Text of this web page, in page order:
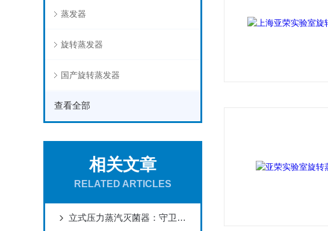
蒸发器
旋转蒸发器
国产旋转蒸发器
查看全部
相关文章
RELATED ARTICLES
立式压力蒸汽灭菌器：守卫实验室安全的卫生战士